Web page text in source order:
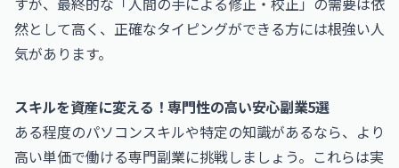
然として高く、正確なタイピングができる方には根強い人
気があります。
スキルを資産に変える！専門性の高い安心副業5選
ある程度のパソコンスキルや特定の知識があるなら、より
高い単価で働ける専門副業に挑戦しましょう。これらは実